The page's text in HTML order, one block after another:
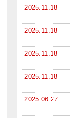
2025.11.18
2025.11.18
2025.11.18
2025.11.18
2025.06.27